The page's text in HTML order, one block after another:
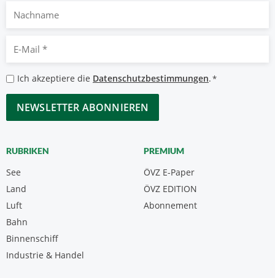
Nachname
Mail
*
Datenschutzbestimmungen
*
Ich akzeptiere die Datenschutzbestimmungen.*
CAPTCHA
RUBRIKEN
See
Land
Luft
Bahn
Binnenschiff
Industrie & Handel
PREMIUM
ÖVZ E-Paper
Abonnement
ÖVZ EDITION